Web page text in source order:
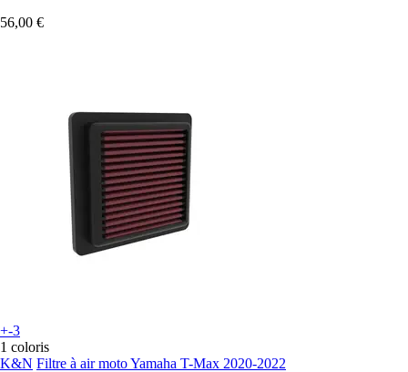
56,00 €
+-3
1 coloris
K&N Filtre à air moto Yamaha T-Max 2020-2022